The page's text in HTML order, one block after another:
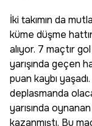
İki takımın da
küme düşme
alıyor. 7 maçtır
yarışında geçen
puan kaybı
deplasmanda
yarısında
kazanmıştı. Bu